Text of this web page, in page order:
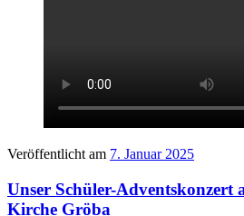
Veröffentlicht am 7. Januar 2025
Unser Schüler-Adventskonzert
Kirche Gröba